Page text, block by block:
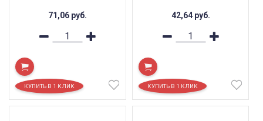
71,06 руб. 42,64 руб.